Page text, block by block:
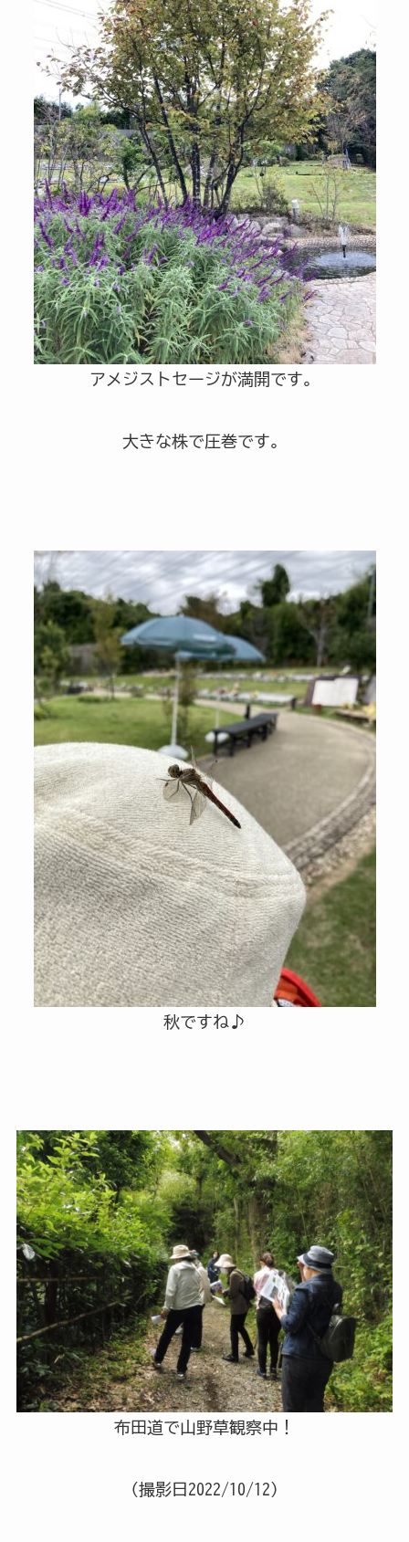
アメジストセージが満開です。
大きな株で圧巻です。
秋ですね♪
布田道で山野草観察中！
（撮影日2022/10/12）